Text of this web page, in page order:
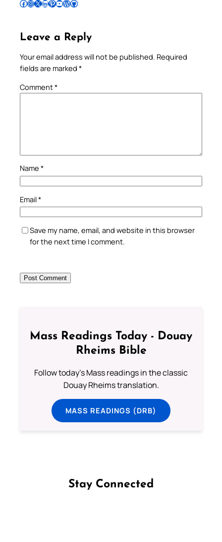
Follow Pradeep on Facebook Follow Pradeep on InstagramFollow Pradeep on X Follow Pradeep on LinkedIn Follow Pradeep on Pinterest Subscribe to Pradeep’s Youtube Channel Follow Pradeep on WordPress Follow Pradeep on GitHub
Leave a Reply
Your email address will not be published. Required
fields are marked *
Comment*
Name *
Email*
Save my name, email, and website in this browser
for the next time I comment.
Mass Readings Today - Douay
Rheims Bible
Follow today's Mass readings in the classic
Douay Rheims translation.
MASS READINGS (DRB)
Stay Connected